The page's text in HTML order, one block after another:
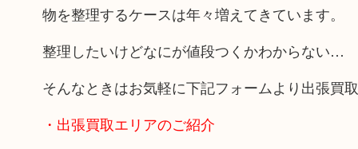
物を整理するケースは年々増えてきています。
整理したいけどなにが値段つくかわからない…
そんなときはお気軽に下記フォームより出張買
・出張買取エリアのご紹介